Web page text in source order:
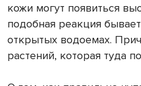
кожи могут появиться
подобная реакция
открытых водоемах.
растений, которая туда